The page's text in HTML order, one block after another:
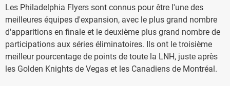
Les Philadelphia Flyers sont connus pour être l'une des
meilleures équipes d'expansion, avec le plus grand nombre
d'apparitions en finale et le deuxième plus grand nombre de
participations aux séries éliminatoires. Ils ont le troisième
meilleur pourcentage de points de toute la LNH, juste après
les Golden Knights de Vegas et les Canadiens de Montréal.